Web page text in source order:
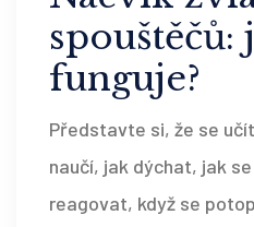
spouštěčů:
funguje?
Představte si, že se
naučí, jak dýchat, jak
reagovat, když se